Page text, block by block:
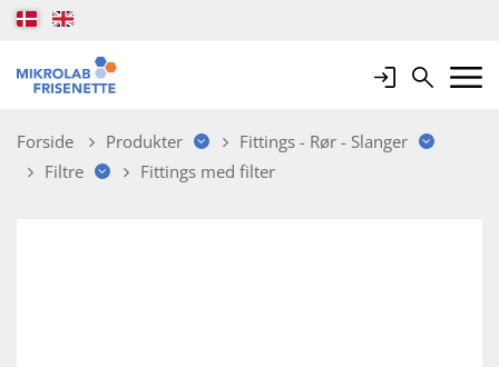
LoginSearchMobile
Forside Produkter
Fittings - Rør - Slanger
Filtre
Fittings med filter